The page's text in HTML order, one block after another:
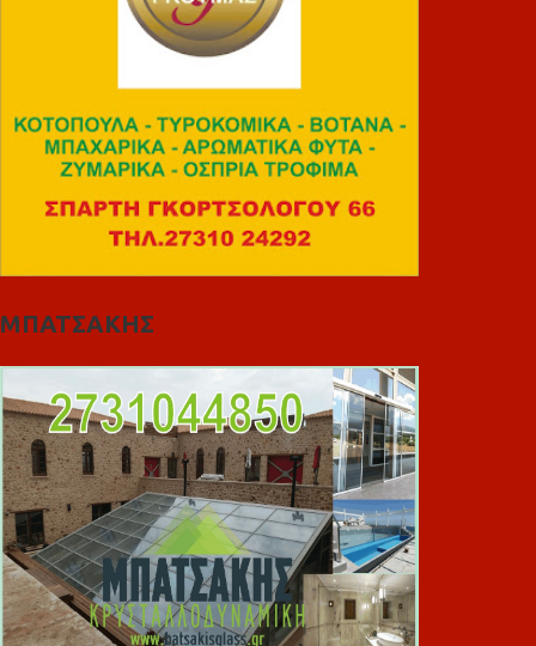
ΜΠΑΤΣΑΚΗΣ